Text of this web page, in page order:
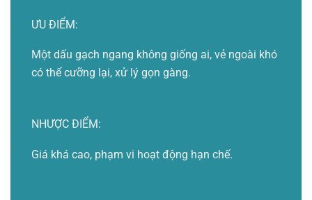
ƯU ĐIỂM:
Một dấu gạch ngang không giống ai, vẻ ngoài khó
có thể cưỡng lại, xử lý gọn gàng.
NHƯỢC ĐIỂM:
Giá khá cao, phạm vi hoạt động hạn chế.